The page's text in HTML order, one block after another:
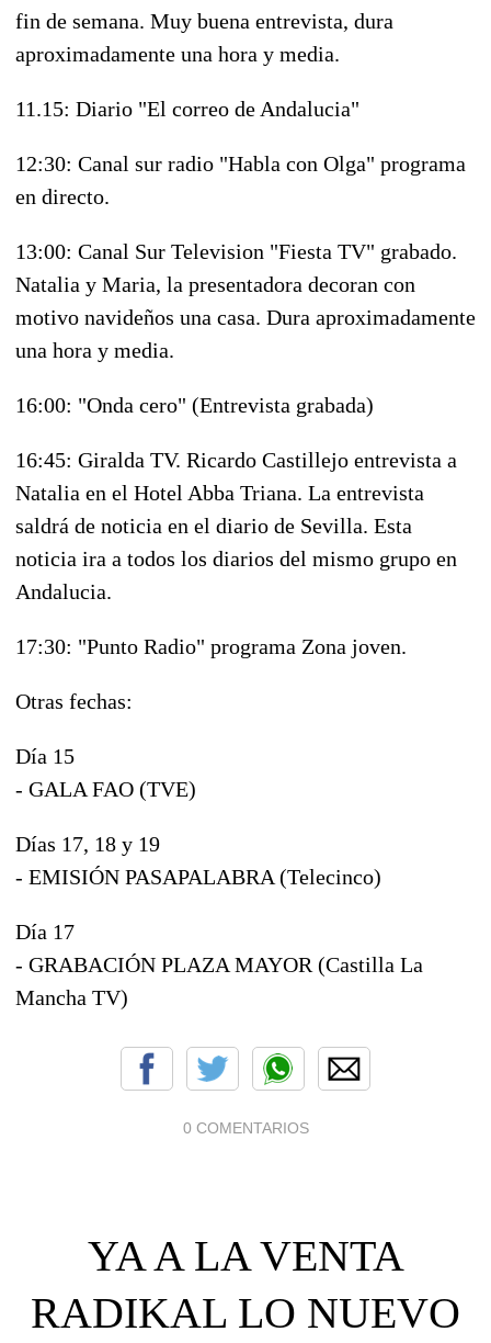
fin de semana. Muy buena entrevista, dura
aproximadamente una hora y media.
11.15: Diario "El correo de Andalucia"
12:30: Canal sur radio "Habla con Olga" programa
en directo.
13:00: Canal Sur Television "Fiesta TV" grabado.
Natalia y Maria, la presentadora decoran con
motivo navideños una casa. Dura aproximadamente
una hora y media.
16:00: "Onda cero" (Entrevista grabada)
16:45: Giralda TV. Ricardo Castillejo entrevista a
Natalia en el Hotel Abba Triana. La entrevista
saldrá de noticia en el diario de Sevilla. Esta
noticia ira a todos los diarios del mismo grupo en
Andalucia.
17:30: "Punto Radio" programa Zona joven.
Otras fechas:
Día 15
- GALA FAO (TVE)
Días 17, 18 y 19
- EMISIÓN PASAPALABRA (Telecinco)
Día 17
- GRABACIÓN PLAZA MAYOR (Castilla La
Mancha TV)
0 COMENTARIOS
YA A LA VENTA
RADIKAL LO NUEVO